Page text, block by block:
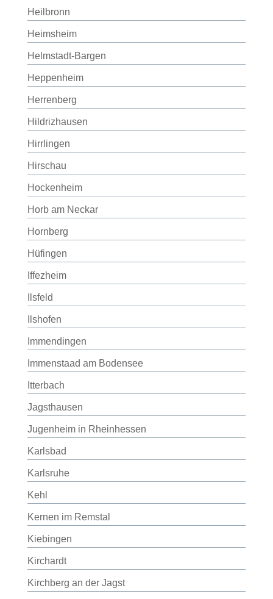
Heilbronn
Heimsheim
Helmstadt-Bargen
Heppenheim
Herrenberg
Hildrizhausen
Hirrlingen
Hirschau
Hockenheim
Horb am Neckar
Hornberg
Hüfingen
Iffezheim
Ilsfeld
Ilshofen
Immendingen
Immenstaad am Bodensee
Itterbach
Jagsthausen
Jugenheim in Rheinhessen
Karlsbad
Karlsruhe
Kehl
Kernen im Remstal
Kiebingen
Kirchardt
Kirchberg an der Jagst